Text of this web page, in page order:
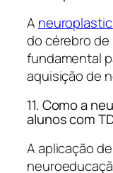
A
do cérebro de
fundamental
aquisição de
11. Como a
alunos com
A aplicação